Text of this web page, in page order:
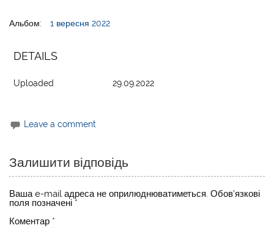
Альбом: 1 вересня 2022
DETAILS
Uploaded 29.09.2022
Leave a comment
Залишити відповідь
Ваша e-mail адреса не оприлюднюватиметься. Обов’язкові
поля позначені *
Коментар *